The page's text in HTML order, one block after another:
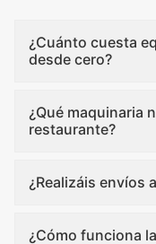
¿Cuánto cuesta
desde cero?
¿Qué maquinaria
restaurante?
¿Realizáis envíos
¿Cómo funciona